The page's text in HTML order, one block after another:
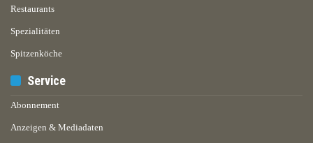
Restaurants
Spezialitäten
Spitzenköche
Service
Abonnement
Anzeigen & Mediadaten